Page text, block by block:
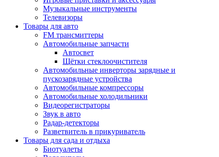
Музыкальные инструменты
Телевизоры
Товары для авто
FM трансмиттеры
Автомобильные запчасти
Автосвет
Щётки стеклоочистителя
Автомобильные инверторы зарядные и
пускозарядные устройства
Автомобильные компрессоры
Автомобильные холодильники
Видеорегистраторы
Звук в авто
Радар-детекторы
Разветвитель в прикуриватель
Товары для сада и отдыха
Биотуалеты